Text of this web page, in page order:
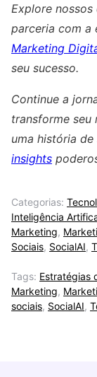
Explore
parceria com a
Marketing
seu sucesso.
Continue a
transforme seu
uma história
insights
Categorias:
Inteligência
Marketing,
Sociais, SocialAI,
Tags: Estratégias
Marketing,
sociais, SocialAI,